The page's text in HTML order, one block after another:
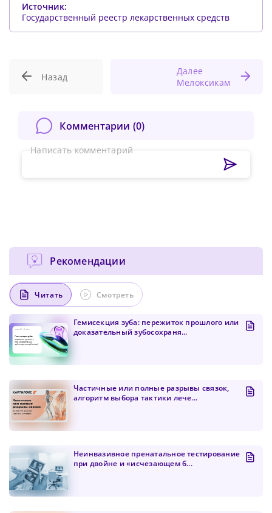
Сменить пароль!
Источник:
Государственный реестр лекарственных средств
Назад
Далее
Мелоксикам
Комментарии (0)
Написать комментарий
Рекомендации
Читать Смотреть
Гемисекция зуба: пережиток прошлого или
доказательный зубосохраня...
Частичные или полные разрывы связок,
алгоритм выбора тактики лече...
Неинвазивное пренатальное тестирование
при двойне и «исчезающем б...